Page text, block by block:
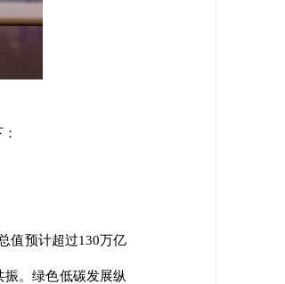
值预计超过130万亿
。绿色低碳发展纵